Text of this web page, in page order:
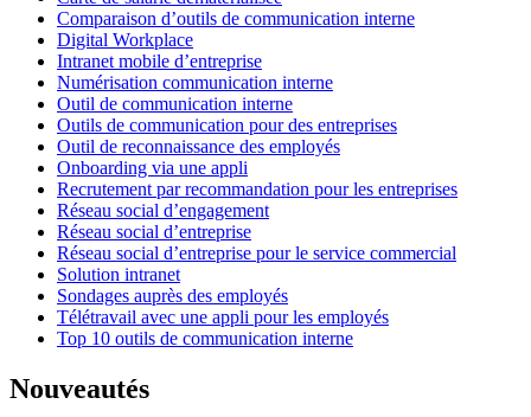
Comparaison d’outils de communication interne
Digital Workplace
Intranet mobile d’entreprise
Numérisation communication interne
Outil de communication interne
Outils de communication pour des entreprises
Outil de reconnaissance des employés
Onboarding via une appli
Recrutement par recommandation pour les entreprises
Réseau social d’engagement
Réseau social d’entreprise
Réseau social d’entreprise pour le service commercial
Solution intranet
Sondages auprès des employés
Télétravail avec une appli pour les employés
Top 10 outils de communication interne
Nouveautés